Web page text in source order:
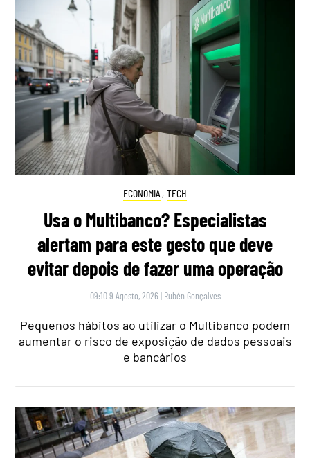
ECONOMIA , TECH
Usa o Multibanco? Especialistas
alertam para este gesto que deve
evitar depois de fazer uma operação
09:10 9 Agosto, 2026 | Rubén Gonçalves
Pequenos hábitos ao utilizar o Multibanco podem
aumentar o risco de exposição de dados pessoais
e bancários